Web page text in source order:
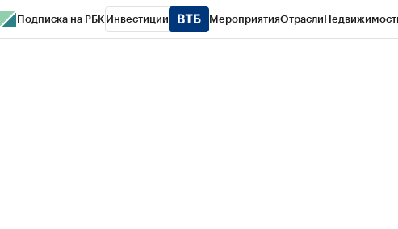
Подписка на РБК Инвестиции МероприятияОтрасли